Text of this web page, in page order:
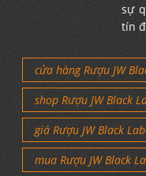
sự
tín
cửa hàng Rượu JW
shop Rượu JW Black
giá Rượu JW Black
mua Rượu JW Black